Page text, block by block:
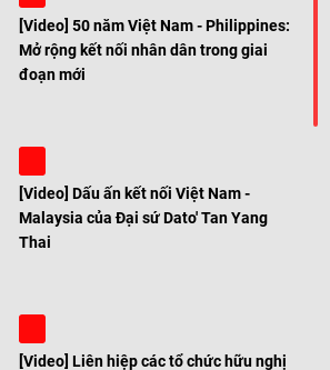
[Video] 50 năm Việt Nam - Philippines:
Mở rộng kết nối nhân dân trong giai
đoạn mới
[Video] Dấu ấn kết nối Việt Nam -
Malaysia của Đại sứ Dato' Tan Yang
Thai
[Video] Liên hiệp các tổ chức hữu nghị